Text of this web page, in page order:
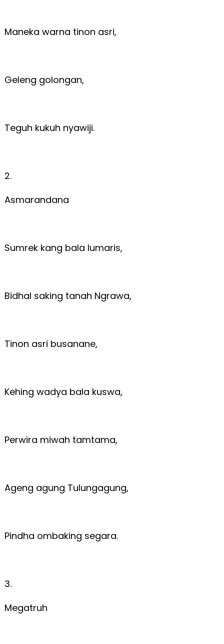
Maneka warna tinon asri,
Geleng golongan,
Teguh kukuh nyawiji.
2.
Asmarandana
Sumrek kang bala lumaris,
Bidhal saking tanah Ngrawa,
Tinon asri busanane,
Kehing wadya bala kuswa,
Perwira miwah tamtama,
Ageng agung Tulungagung,
Pindha ombaking segara.
3.
Megatruh